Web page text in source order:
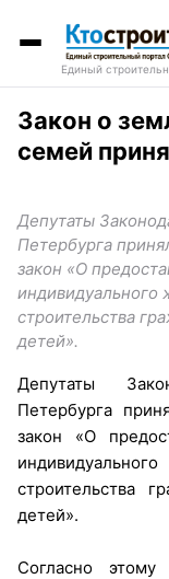
Единый
Закон о
семей
Депутаты
Петербурга
закон «О
индивидуального
строительства
детей».
Депутаты
Петербурга
закон «О
строительства
детей».
Согласно